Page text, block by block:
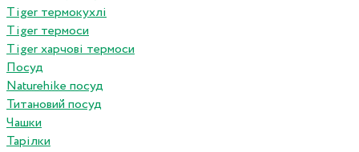
Tiger термокухлі
Tiger термоси
Tiger харчові термоси
Посуд
Naturehike посуд
Титановий посуд
Чашки
Тарілки